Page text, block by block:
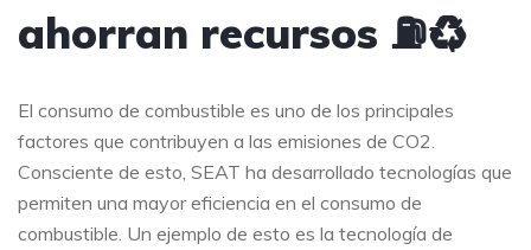
ahorran recursos ⛽️♻️
El consumo de combustible es uno de los principales
factores que contribuyen a las emisiones de CO2.
Consciente de esto, SEAT ha desarrollado tecnologías que
permiten una mayor eficiencia en el consumo de
combustible. Un ejemplo de esto es la tecnología de